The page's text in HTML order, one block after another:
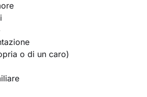
o di un caro)